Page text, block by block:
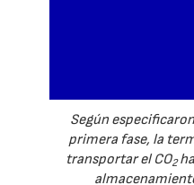
Según
primera fase, la
transportar el CO2